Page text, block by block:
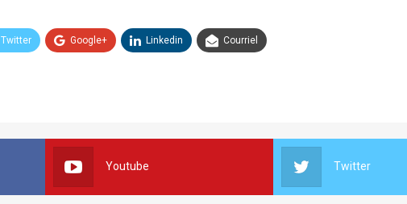
Twitter Google+ Linkedin Courriel
Youtube Twitter